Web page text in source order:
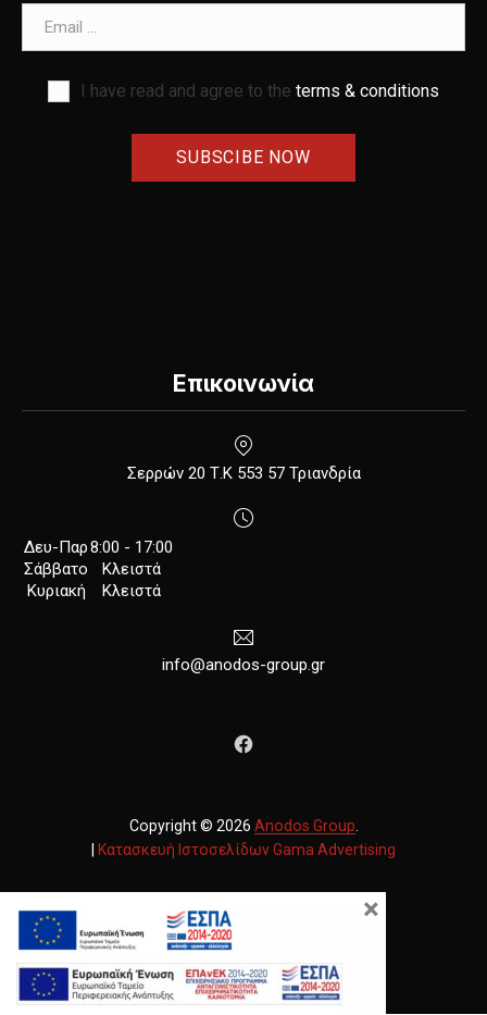
I have read and agree to the terms & conditions
Επικοινωνία
Σερρών 20 Τ.Κ 553 57 ΤριανδρίαNew Window
Δευ-Παρ8:00 - 17:00
Σάββατο
Κλειστά
Κυριακή
Κλειστά
info@anodos-group.gr
Copyright © 2026 Anodos Group
Κατασκευή ΙστοσελίδωνGama Advertising
New Window
×